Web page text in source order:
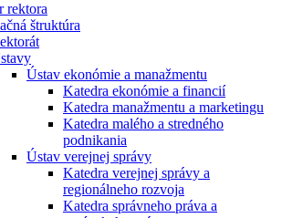
rektora
štruktúra
Ústav ekonómie a manažmentu
Katedra ekonómie a financií
Katedra manažmentu a marketingu
Katedra malého a stredného
podnikania
Ústav verejnej správy
Katedra verejnej správy a
regionálneho rozvoja
Katedra správneho práva a